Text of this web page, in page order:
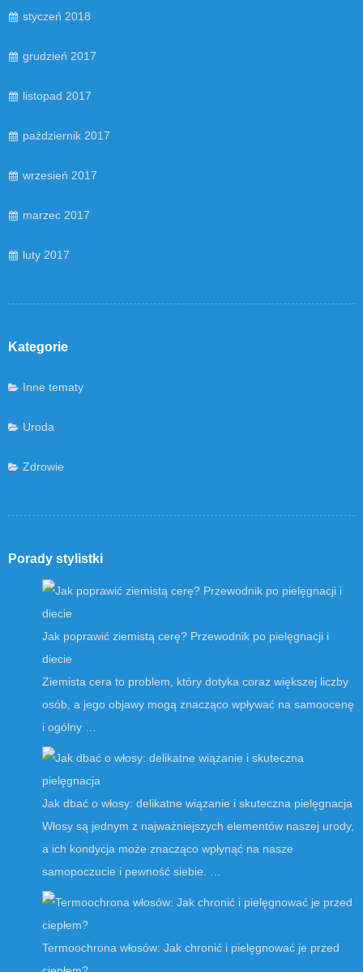
styczeń 2018
grudzień 2017
listopad 2017
październik 2017
wrzesień 2017
marzec 2017
luty 2017
Kategorie
Inne tematy
Uroda
Zdrowie
Porady stylistki
Jak poprawić ziemistą cerę? Przewodnik po pielęgnacji i
diecie
Ziemista cera to problem, który dotyka coraz większej liczby
osób, a jego objawy mogą znacząco wpływać na samoocenę
i ogólny …
Jak dbać o włosy: delikatne wiązanie i skuteczna pielęgnacja
Włosy są jednym z najważniejszych elementów naszej urody,
a ich kondycja może znacząco wpłynąć na nasze
samopoczucie i pewność siebie. …
Termoochrona włosów: Jak chronić i pielęgnować je przed